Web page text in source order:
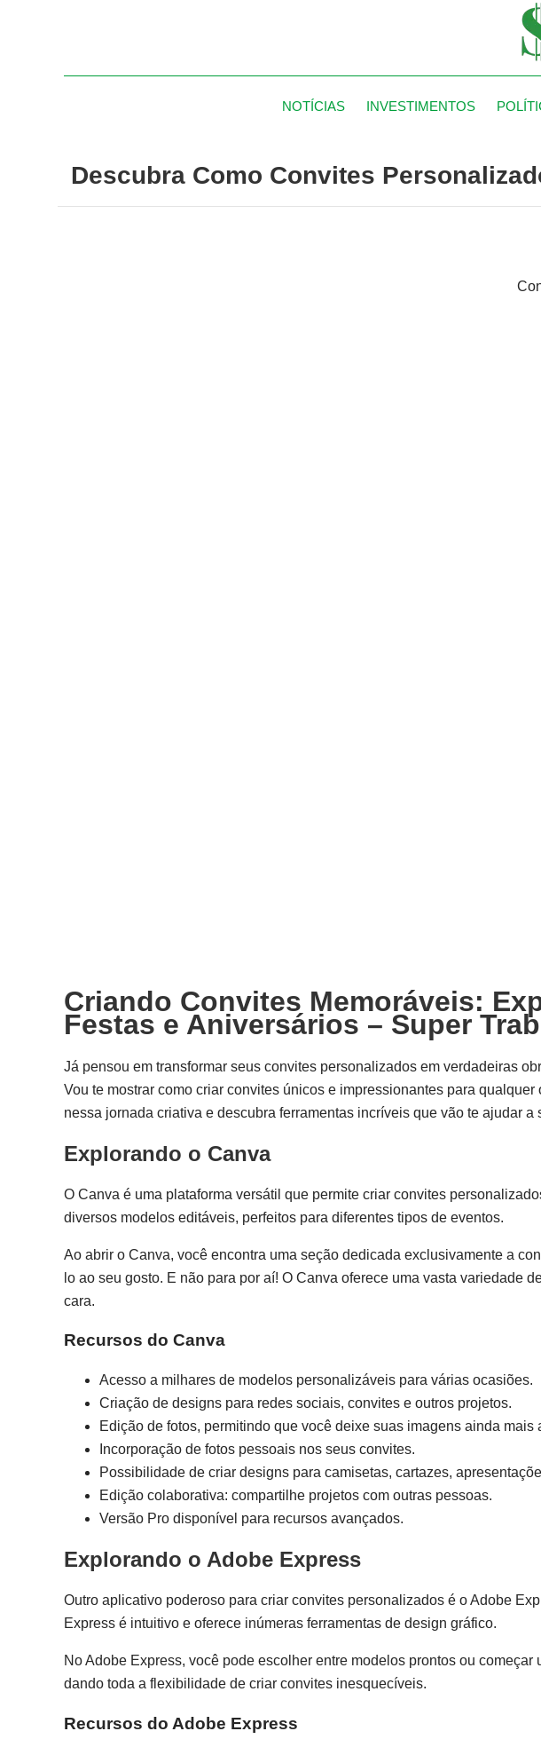
NOTÍCIAS INVESTIMENTOS
Descubra Como Convites
Criando Convites Memoráveis:
Festas e Aniversários – Super
Já pensou em transformar seus convites personalizados em verdadeiras
Vou te mostrar como criar convites únicos e impressionantes para
nessa jornada criativa e descubra ferramentas incríveis que vão te ajudar a
Explorando o Canva
O Canva é uma plataforma versátil que permite criar convites
diversos modelos editáveis, perfeitos para diferentes tipos de eventos.
Ao abrir o Canva, você encontra uma seção dedicada exclusivamente a
lo ao seu gosto. E não para por aí! O Canva oferece uma vasta variedade
cara.
Recursos do Canva
Acesso a milhares de modelos personalizáveis para várias ocasiões.
Criação de designs para redes sociais, convites e outros projetos.
Edição de fotos, permitindo que você deixe suas imagens ainda mais
Incorporação de fotos pessoais nos seus convites.
Possibilidade de criar designs para camisetas, cartazes,
Edição colaborativa: compartilhe projetos com outras pessoas.
Versão Pro disponível para recursos avançados.
Explorando o Adobe Express
Outro aplicativo poderoso para criar convites personalizados é o Adobe
Express é intuitivo e oferece inúmeras ferramentas de design gráfico.
No Adobe Express, você pode escolher entre modelos prontos ou
dando toda a flexibilidade de criar convites inesquecíveis.
Recursos do Adobe Express